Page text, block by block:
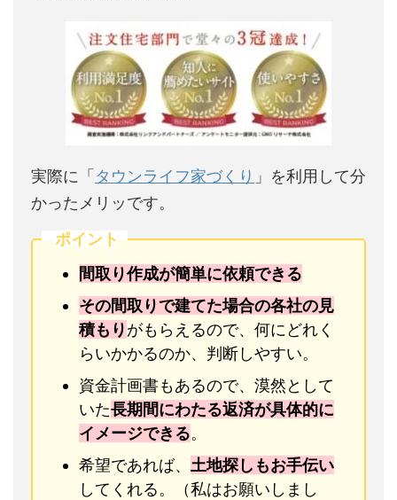
実際に「タウンライフ家づくり 」を利用して分
かったメリッです。
ポイント
間取り作成が簡単に依頼できる
その間取りで建てた場合の各社の見
積もりがもらえるので、何にどれく
らいかかるのか、判断しやすい。
資金計画書もあるので、漠然として
いた長期間にわたる返済が具体的に
イメージできる。
希望であれば、 土地探しもお手伝い
してくれる。（私はお願いしまし